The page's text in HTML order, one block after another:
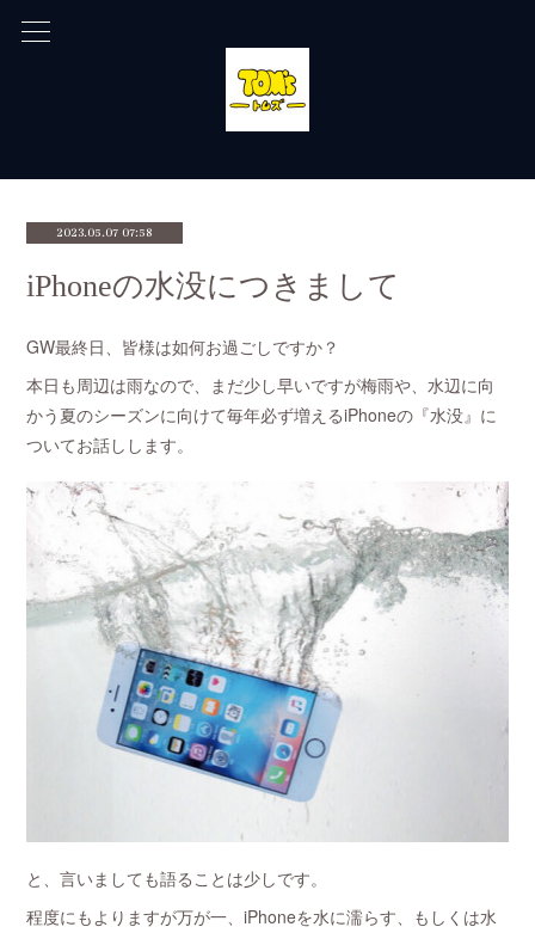
2023.05.07 07:58
iPhoneの水没につきまして
GW最終日、皆様は如何お過ごしですか？
本日も周辺は雨なので、まだ少し早いですが梅雨や、水辺に向
かう夏のシーズンに向けて毎年必ず増えるiPhoneの『水没』に
ついてお話しします。
と、言いましても語ることは少しです。
程度にもよりますが万が一、iPhoneを水に濡らす、もしくは水